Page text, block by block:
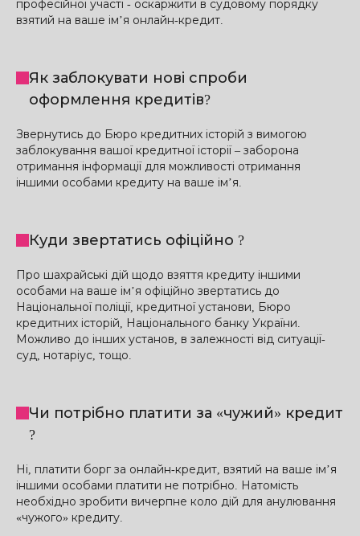
професійної участі - оскаржити в судовому порядку
взятий на ваше ім’я онлайн-кредит.
Як заблокувати нові спроби
оформлення кредитів?
Звернутись до Бюро кредитних історій з вимогою
заблокування вашої кредитної історії – заборона
отримання інформації для можливості отримання
іншими особами кредиту на ваше ім’я.
Куди звертатись офіційно ?
Про шахрайські дій щодо взяття кредиту іншими
особами на ваше ім’я офіційно звертатись до
Національної поліції, кредитної установи, Бюро
кредитних історій, Національного банку України.
Можливо до інших установ, в залежності від ситуації-
суд, нотаріус, тощо.
Чи потрібно платити за «чужий» кредит
?
Ні, платити борг за онлайн-кредит, взятий на ваше ім’я
іншими особами платити не потрібно. Натомість
необхідно зробити вичерпне коло дій для анулювання
«чужого» кредиту.